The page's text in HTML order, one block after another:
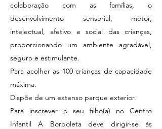
colaboração com as famílias, o
desenvolvimento sensorial, motor,
intelectual, afetivo e social das crianças,
proporcionando um ambiente agradável,
seguro e estimulante.
Para acolher as 100 crianças de capacidade
máxima.
Dispõe de um extenso parque exterior.
Para inscrever o seu filho(a) no Centro
Infantil A Borboleta deve dirigir-se às